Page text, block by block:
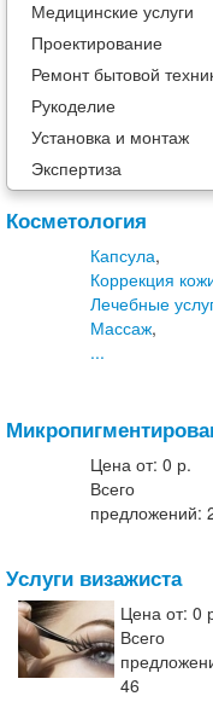
Медицинские услуги
Проектирование
Ремонт бытовой
Рукоделие
Установка и монтаж
Экспертиза
Косметология
Капсула,
Коррекция
Лечебные
Массаж,
...
Цена от: 0 р.
Всего
предложений:
Услуги визажиста
Цена от: 0
Всего
46